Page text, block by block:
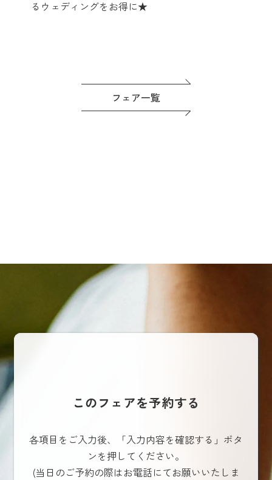
るウェディングをお得に★
フェア一覧
このフェアを予約する
各項目をご入力後、「入力内容を確認する」ボタ
ンを押してください。
(当日のご予約の際はお電話にてお願いいたしま